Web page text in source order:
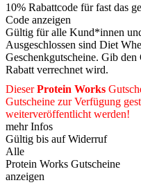
10% Rabattcode für fast das
Code anzeigen
Gültig für alle Kund*innen
Ausgeschlossen sind Diet
Geschenkgutscheine. Gib
Rabatt verrechnet wird.
DieserProtein Works
Gutscheine zur Verfügung
weiterveröffentlicht werden!
mehr Infos
Gültig bis auf Widerruf
Alle
Protein Works Gutscheine
anzeigen